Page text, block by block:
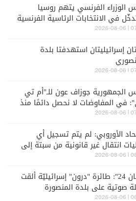
الوزراء الفرنسي يتهم روسيا
في الانتخابات الرئاسية الفرنسية
عبر دعم بعض المرشحين 07:45
إسرائيليتان استهدفتا بلدة
07:36
الجمهورية جوزاف عون للـ"أم تي
في المفاوضات لا نحصل دائمًا منذ
على كل ما نريده فهذا مسار 07:27
الأوروبي: لم يتم تسجيل أي
انتقال غير قانونية من سبتة إلى
الإسباني06:50
"لبنان 24": طائرة "درون" إسرائيليّة ألقت
صوتية على بلدة المنصورة
06:46